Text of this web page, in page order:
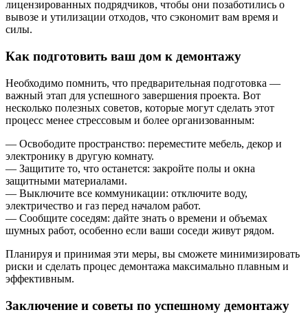
лицензированных подрядчиков, чтобы они позаботились о
вывозе и утилизации отходов, что сэкономит вам время и
силы.
Как подготовить ваш дом к демонтажу
Необходимо помнить, что предварительная подготовка —
важный этап для успешного завершения проекта. Вот
несколько полезных советов, которые могут сделать этот
процесс менее стрессовым и более организованным:
— Освободите пространство: переместите мебель, декор и
электронику в другую комнату.
— Защитите то, что останется: закройте полы и окна
защитными материалами.
— Выключите все коммуникации: отключите воду,
электричество и газ перед началом работ.
— Сообщите соседям: дайте знать о времени и объемах
шумных работ, особенно если ваши соседи живут рядом.
Планируя и принимая эти меры, вы сможете минимизировать
риски и сделать процес демонтажа максимально плавным и
эффективным.
Заключение и советы по успешному демонтажу